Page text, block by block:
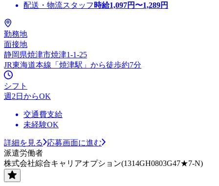
配送・物流スタッフ 時給1,097円〜1,289円
勤務地
面接地
静岡県焼津市焼津1-1-25
JR東海道本線「焼津駅」から徒歩約7分
シフト
週2日からOK
交通費支給
未経験OK
詳細を見る
応募画面に進む
派遣労働者
株式会社綜合キャリアオプション(1314GH0803G47★7-N)